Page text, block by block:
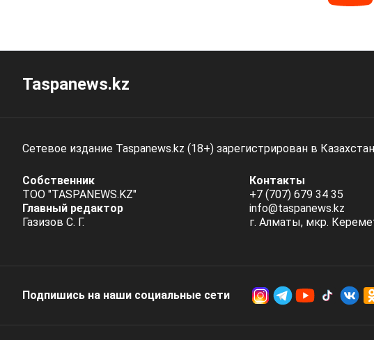
Taspanews.kz
Сетевое издание Taspanews.kz (18+) зарегистрирован в
Собственник
ТОО "TASPANEWS.KZ"
Главный редактор
Газизов С. Г.
Контакты
+7 (707) 679 34 35
info@taspanews.kz
г. Алматы, мкр.
Подпишись на наши социальные cети